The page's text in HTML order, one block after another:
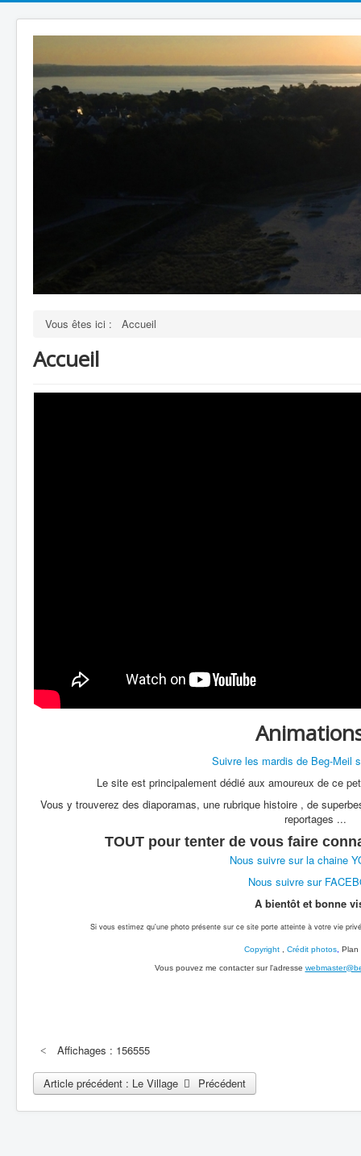
Vous êtes ici : Accueil
Accueil
Suivre les mardis de Beg-Meil
Le site est principalement dédié aux amoureux de ce
Vous y trouverez des diaporamas, une rubrique histoire , de
reportages ...
TOUT pour tenter de vous faire
Nous suivre sur la chaine
Nous suivre sur
A bientôt et bonne
Si vous estimez qu'une photo présente sur ce site porte atteinte à votre vie
Copyright , Crédit photos, Plan
Vous pouvez me contacter sur l'adresse
Affichages : 156555
Article précédent : Le Village Précédent